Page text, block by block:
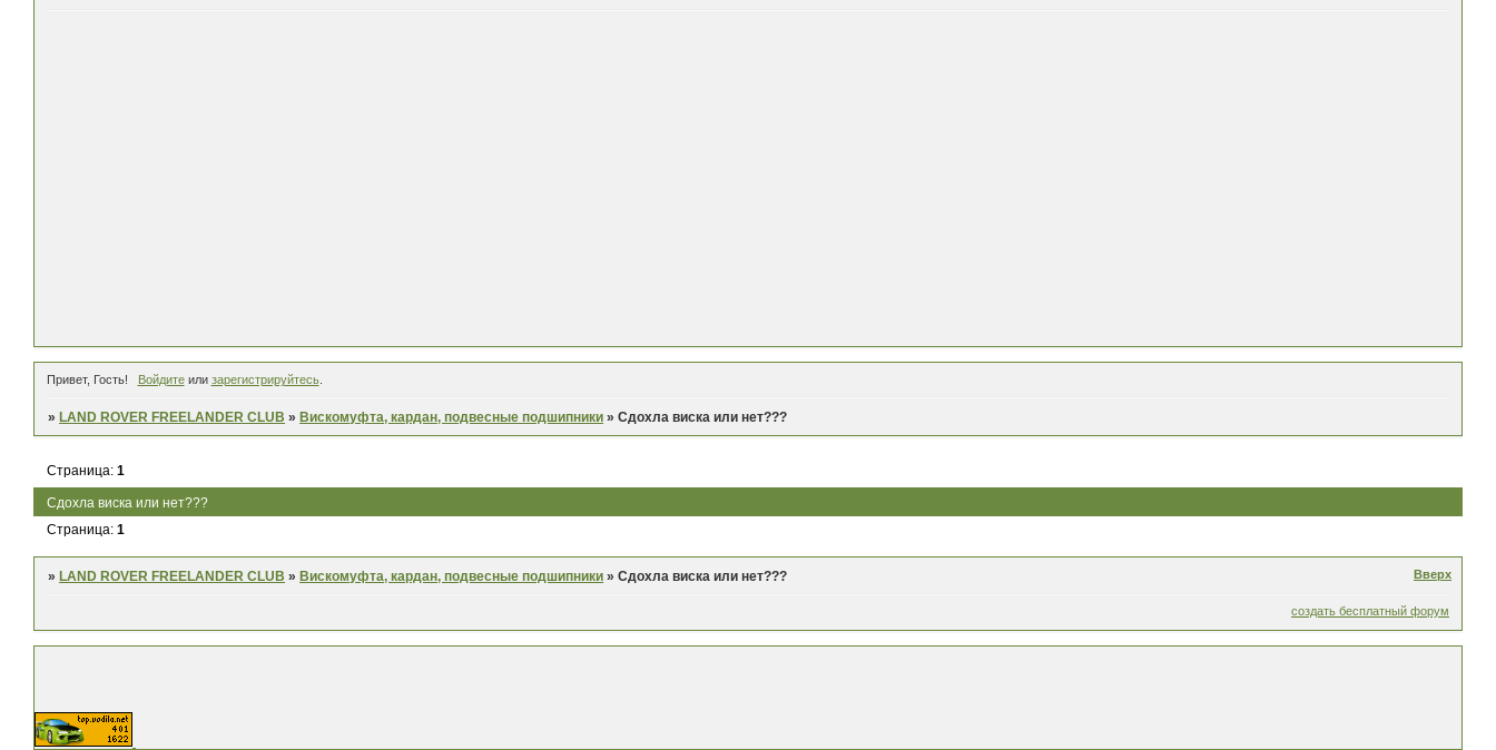
Привет, Гость! Войдитеили зарегистрируйтесь.
»LAND ROVER FREELANDER CLUB »Вискомуфта, кардан, подвесные подшипники »Сдохла виска или нет???
Сдохла виска или нет???
Страница:1
Страница:1
» LAND ROVER FREELANDER CLUB » Вискомуфта, кардан, подвесные подшипники »Сдохла виска или нет??? Вверх
создать бесплатный форум